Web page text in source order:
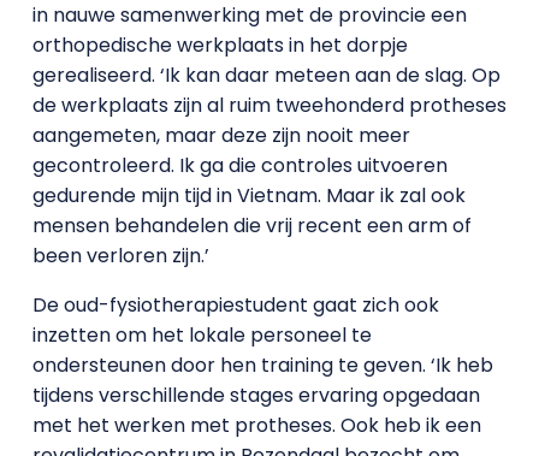
in nauwe samenwerking met de provincie een
orthopedische werkplaats in het dorpje
gerealiseerd. ‘Ik kan daar meteen aan de slag. Op
de werkplaats zijn al ruim tweehonderd protheses
aangemeten, maar deze zijn nooit meer
gecontroleerd. Ik ga die controles uitvoeren
gedurende mijn tijd in Vietnam. Maar ik zal ook
mensen behandelen die vrij recent een arm of
been verloren zijn.’
De oud-fysiotherapiestudent gaat zich ook
inzetten om het lokale personeel te
ondersteunen door hen training te geven. ‘Ik heb
tijdens verschillende stages ervaring opgedaan
met het werken met protheses. Ook heb ik een